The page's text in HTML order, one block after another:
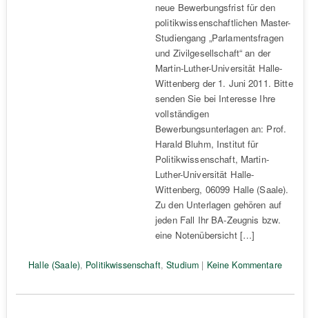
neue Bewerbungsfrist für den
politikwissenschaftlichen Master-
Studiengang „Parlamentsfragen
und Zivilgesellschaft“ an der
Martin-Luther-Universität Halle-
Wittenberg der 1. Juni 2011. Bitte
senden Sie bei Interesse Ihre
vollständigen
Bewerbungsunterlagen an: Prof.
Harald Bluhm, Institut für
Politikwissenschaft, Martin-
Luther-Universität Halle-
Wittenberg, 06099 Halle (Saale).
Zu den Unterlagen gehören auf
jeden Fall Ihr BA-Zeugnis bzw.
eine Notenübersicht […]
Halle (Saale), Politikwissenschaft,Studium | Keine Kommentare